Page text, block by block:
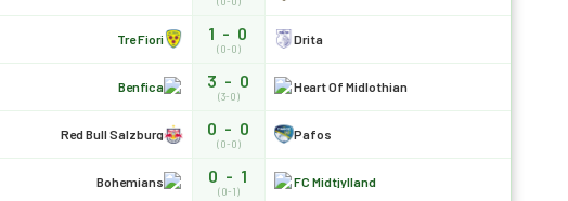
Tre Fiori 1 - 0
(0-0)
Drita
Benfica 3 - 0
(3-0)
Heart Of Midlothian
Red Bull Salzburg 0 - 0
(0-0)
Pafos
Bohemians 0 - 1
(0-1)
FC Midtjylland